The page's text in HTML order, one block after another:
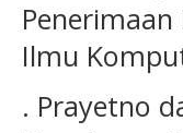
Ilmu
. Prayetno